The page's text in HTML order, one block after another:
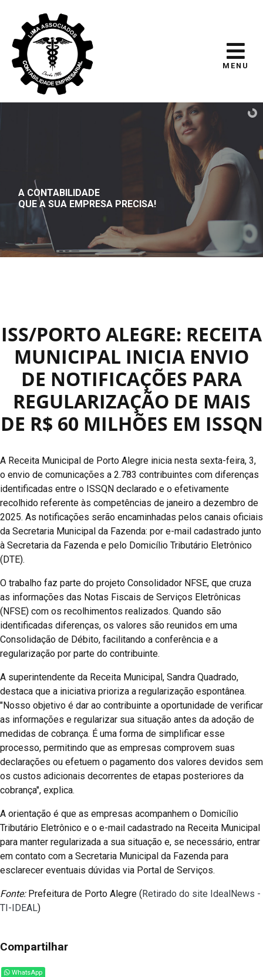
MENU
A CONTABILIDADE
QUE A SUA EMPRESA PRECISA!
ISS/PORTO ALEGRE: RECEITA
MUNICIPAL INICIA ENVIO
DE NOTIFICAÇÕES PARA
REGULARIZAÇÃO DE MAIS
DE R$ 60 MILHÕES EM ISSQN
A Receita Municipal de Porto Alegre inicia nesta sexta-feira, 3,
o envio de comunicações a 2.783 contribuintes com diferenças
identificadas entre o ISSQN declarado e o efetivamente
recolhido referente às competências de janeiro a dezembro de
2025. As notificações serão encaminhadas pelos canais oficiais
da Secretaria Municipal da Fazenda: por e-mail cadastrado junto
à Secretaria da Fazenda e pelo Domicílio Tributário Eletrônico
(DTE).
O trabalho faz parte do projeto Consolidador NFSE, que cruza
as informações das Notas Fiscais de Serviços Eletrônicas
(NFSE) com os recolhimentos realizados. Quando são
identificadas diferenças, os valores são reunidos em uma
Consolidação de Débito, facilitando a conferência e a
regularização por parte do contribuinte.
A superintendente da Receita Municipal, Sandra Quadrado,
destaca que a iniciativa prioriza a regularização espontânea.
"Nosso objetivo é dar ao contribuinte a oportunidade de verificar
as informações e regularizar sua situação antes da adoção de
medidas de cobrança. É uma forma de simplificar esse
processo, permitindo que as empresas comprovem suas
declarações ou efetuem o pagamento dos valores devidos sem
os custos adicionais decorrentes de etapas posteriores da
cobrança", explica.
A orientação é que as empresas acompanhem o Domicílio
Tributário Eletrônico e o e-mail cadastrado na Receita Municipal
para manter regularizada a sua situação e, se necessário, entrar
em contato com a Secretaria Municipal da Fazenda para
esclarecer eventuais dúvidas via Portal de Serviços.
Fonte:Prefeitura de Porto Alegre (Retirado do site IdealNews -
TI-IDEAL)
Compartilhar
WhatsApp